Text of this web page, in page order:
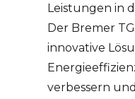
Leistungen in
Der Bremer
innovative
verbessern